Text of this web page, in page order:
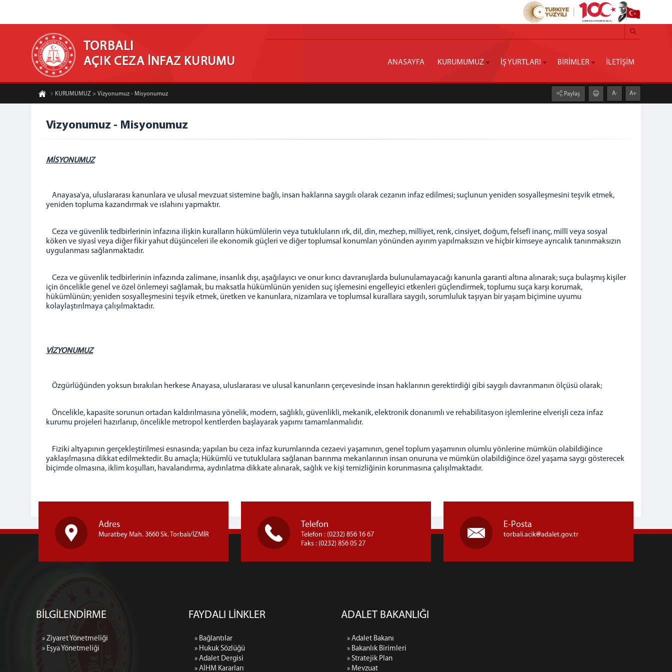
TORBALI
AÇIK CEZA İNFAZ KURUMU ANASAYFA KURUMUMUZ İŞ YURTLARI BİRİMLER İLETİŞİM
KURUMUMUZ > Vizyonumuz - Misyonumuz Paylaş A- A+
Vizyonumuz - Misyonumuz
MİSYONUMUZ
Anayasa’ya, uluslararası kanunlara ve ulusal mevzuat sistemine bağlı, insan haklarına saygılı olarak cezanın infaz edilmesi; suçlunun yeniden sosyalleşmesini teşvik etmek,
yeniden topluma kazandırmak ve ıslahını yapmaktır.
Ceza ve güvenlik tedbirlerinin infazına ilişkin kuralların hükümlülerin veya tutukluların ırk, dil, din, mezhep, milliyet, renk, cinsiyet, doğum, felsefî inanç, millî veya sosyal
köken ve siyasî veya diğer fikir yahut düşünceleri ile ekonomik güçleri ve diğer toplumsal konumları yönünden ayırım yapılmaksızın ve hiçbir kimseye ayrıcalık tanınmaksızın
uygulanması sağlanmaktadır.
Ceza ve güvenlik tedbirlerinin infazında zalimane, insanlık dışı, aşağılayıcı ve onur kırıcı davranışlarda bulunulamayacağı kanunla garanti altına alınarak; suça bulaşmış kişiler
için öncelikle genel ve özel önlemeyi sağlamak, bu maksatla hükümlünün yeniden suç işlemesini engelleyici etkenleri güçlendirmek, toplumu suça karşı korumak,
hükümlünün; yeniden sosyalleşmesini teşvik etmek, üretken ve kanunlara, nizamlara ve toplumsal kurallara saygılı, sorumluluk taşıyan bir yaşam biçimine uyumu
kolaylaştırılmaya çalışılmaktadır.
VİZYONUMUZ
Özgürlüğünden yoksun bırakılan herkese Anayasa, uluslararası ve ulusal kanunların çerçevesinde insan haklarının gerektirdiği gibi saygılı davranmanın ölçüsü olarak;
Öncelikle, kapasite sorunun ortadan kaldırılmasına yönelik, modern, sağlıklı, güvenlikli, mekanik, elektronik donanımlı ve rehabilitasyon işlemlerine elverişli ceza infaz
kurumu projeleri hazırlanıp, öncelikle metropol kentlerden başlayarak yapımı tamamlanmalıdır.
Fiziki altyapının gerçekleştirilmesi esnasında; yapılan bu ceza infaz kurumlarında cezaevi yaşamının, genel toplum yaşamının olumlu yönlerine mümkün olabildiğince
yaklaşılmasına dikkat edilmektedir. Bu amaçla; Hükümlü ve tutuklulara sağlanan barınma mekanlarının insan onuruna ve mümkün olabildiğince özel yaşama saygı gösterecek
biçimde olmasına, iklim koşulları, havalandırma, aydınlatma dikkate alınarak, sağlık ve kişi temizliğinin korunmasına çalışılmaktadır.
Adres
Muratbey Mah. 3660 Sk. Torbalı/İZMİR
Telefon
Telefon : (0232) 856 16 67
Faks : (0232) 856 05 27
E-Posta
torbali.acik adalet.gov.tr
BİLGİLENDİRME
» Ziyaret Yönetmeliği
» Eşya Yönetmeliği
FAYDALI LİNKLER
» Bağlantılar
» Hukuk Sözlüğü
» Adalet Dergisi
» AİHM Kararları
ADALET BAKANLIĞI
» Adalet Bakanı
» Bakanlık Birimleri
» Stratejik Plan
» Mevzuat